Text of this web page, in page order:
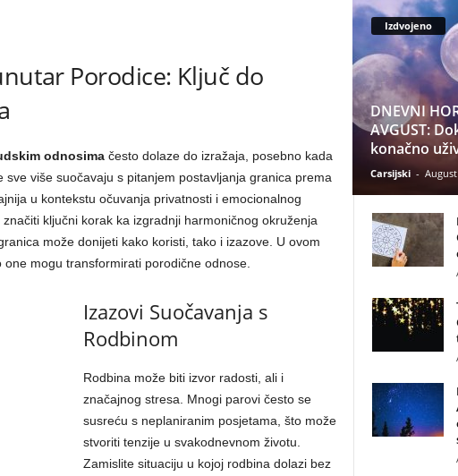
Porodice: Ključ do
odnosimačesto dolaze do izražaja, posebno kada
više suočavaju s pitanjem postavljanja granica prema
u kontekstu očuvanja privatnosti i emocionalnog
ključni korak ka izgradnji harmoničnog okruženja
može donijeti kako koristi, tako i izazove. U ovom
mogu transformirati porodične odnose.
Izazovi Suočavanja s
Rodbinom
Rodbina može biti izvor radosti, ali i
značajnog stresa. Mnogi parovi često se
susreću s neplaniranim posjetama, što može
stvoriti tenzije u svakodnevnom životu.
Zamislite situaciju u kojoj rodbina dolazi bez
Izdvojeno
DNEVNI
AVGUST:
konačno
Carsijski -